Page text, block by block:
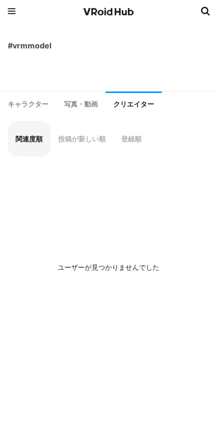
#vrmmodel
キャラクター 写真・動画 クリエイター
関連度順 投稿が新しい順 登録順
ユーザーが見つかりませんでした